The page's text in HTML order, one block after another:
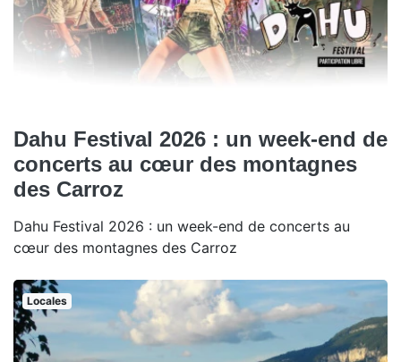
Dahu Festival 2026 : un week-end de
concerts au cœur des montagnes
des Carroz
Dahu Festival 2026 : un week-end de concerts au
cœur des montagnes des Carroz
Locales